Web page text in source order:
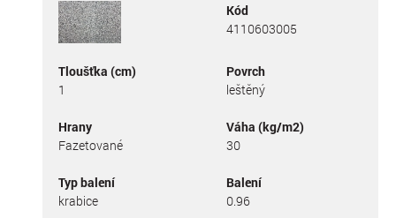
Kód
4110603005
Tloušťka (cm)
1
Povrch
leštěný
Hrany
Fazetované
Váha (kg/m2)
30
Typ balení
krabice
Balení
0.96